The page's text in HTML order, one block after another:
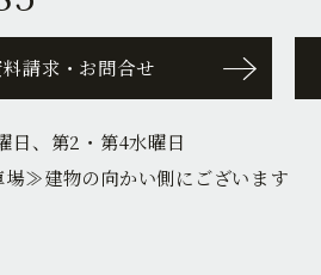
請求・お問合せ
日、第2・第4水曜日
場≫建物の向かい側にございます